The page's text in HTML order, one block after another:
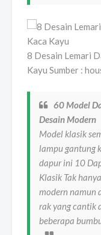
8 Desain Lemari
Kayu Sumber :
60 Model
Desain Modern
Model klasik
lampu gantung
dapur ini 10
Klasik Tak
modern namun
rak yang cantik
beberapa